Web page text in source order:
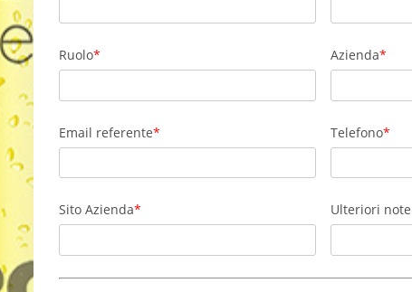
Ruolo Azienda
Email referente Telefono
Sito Azienda Ulteriori